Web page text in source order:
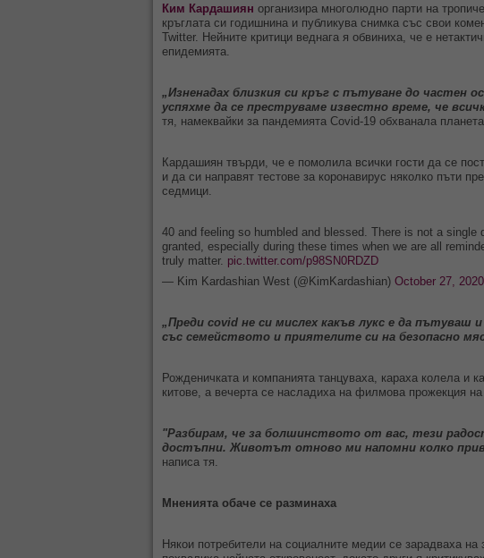
Ким Кардашиян организира многолюдно парти на
кръглата си годишнина и публикува снимка със свои
Twitter. Нейните критици веднага я обвиниха, че е
епидемията.
„Изненадах близкия си кръг с пътуване до частен
успяхме да се преструваме известно време, че
тя, намеквайки за пандемията Covid-19 обхванала
Кардашиян твърди, че е помолила всички гости да се
и да си направят тестове за коронавирус няколко пъти
седмици.
40 and feeling so humbled and blessed. There is not a single
granted, especially during these times when we are all
truly matter. pic.twitter.com/p98SN0RDZD
— Kim Kardashian West (@KimKardashian) October 27, 2020
„Преди covid не си мислех какъв лукс е да пътуваш
със семейството и приятелите си на безопасно
Рожденичката и компанията танцуваха, караха колела и
китове, а вечерта се насладиха на филмова прожекция на
"Разбирам, че за болшинството от вас, тези
достъпни. Животът отново ми напомни колко
написа тя.
Мненията обаче се разминаха
Някои потребители на социалните медии се зарадваха на